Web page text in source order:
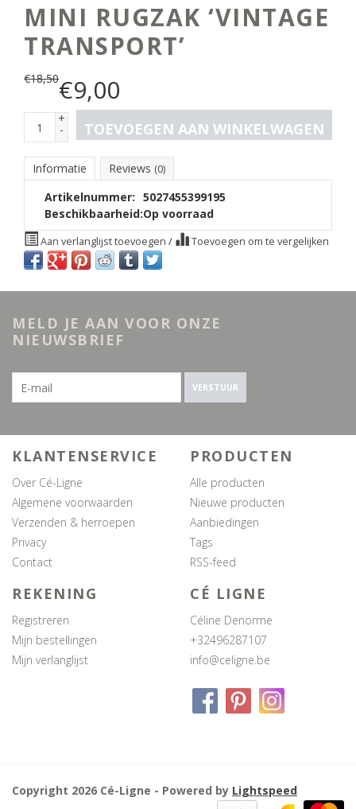
MINI RUGZAK ‘VINTAGE
TRANSPORT’
€18,50€9,00
+
- TOEVOEGEN AAN WINKELWAGEN
Informatie Reviews (0)
Artikelnummer: 5027455399195
Beschikbaarheid:Op voorraad
Aan verlanglijst toevoegen / Toevoegen om te vergelijken
MELD JE AAN VOOR ONZE
NIEUWSBRIEF
VERSTUUR
KLANTENSERVICE
Over Cé-Ligne
Algemene voorwaarden
Verzenden & herroepen
Privacy
Contact
PRODUCTEN
Alle producten
Nieuwe producten
Aanbiedingen
Tags
RSS-feed
REKENING
Registreren
Mijn bestellingen
Mijn verlanglijst
CÉ LIGNE
Céline Denorme
+32496287107
info@celigne.be
Copyright 2026 Cé-Ligne - Powered by Lightspeed